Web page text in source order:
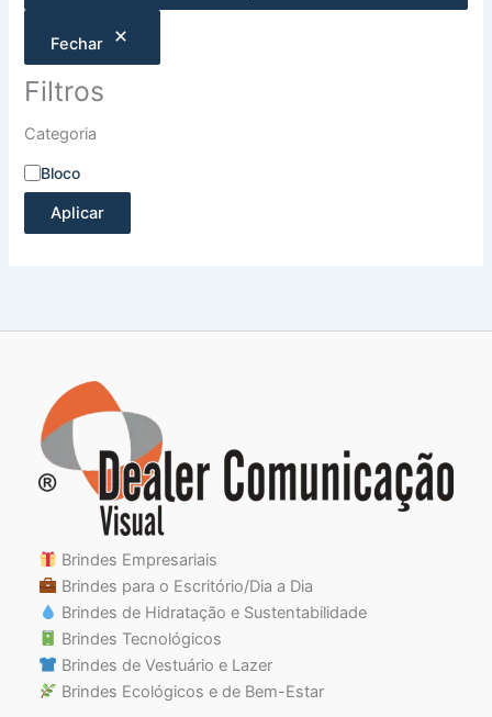
Fechar
Filtros
Categoria
Bloco
Aplicar
Brindes Empresariais
Brindes para o Escritório/Dia a Dia
Brindes de Hidratação e Sustentabilidade
Brindes Tecnológicos
Brindes de Vestuário e Lazer
Brindes Ecológicos e de Bem-Estar